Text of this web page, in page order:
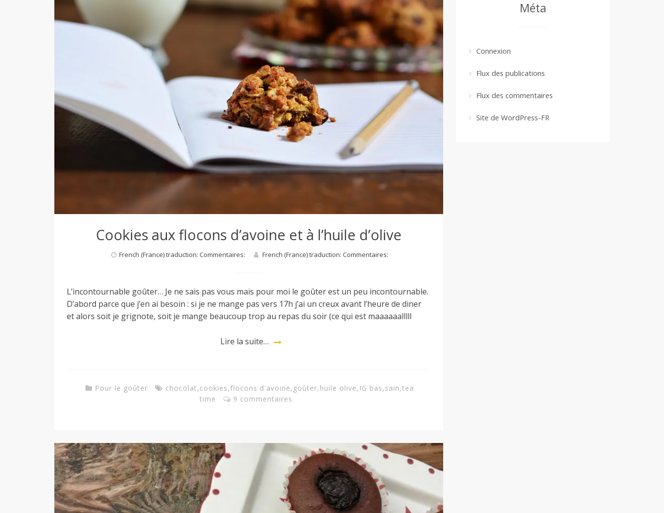
Cookies aux flocons d’avoine et à l’huile d’olive
French (France) traduction: Commentaires: French (France) traduction: Commentaires:
L’incontournable goûter… Je ne sais pas vous mais pour moi le goûter est un peu incontournable.
D’abord parce que j’en ai besoin : si je ne mange pas vers 17h j’ai un creux avant l’heure de diner
et alors soit je grignote, soit je mange beaucoup trop au repas du soir (ce qui est maaaaaalllll
Lire la suite…
Pour le goûter chocolat,cookies,flocons d'avoine, goûter,huile olive, IG bas,sain,tea
time
9 commentaires
Méta
Connexion
Flux des publications
Flux des commentaires
Site de WordPress-FR